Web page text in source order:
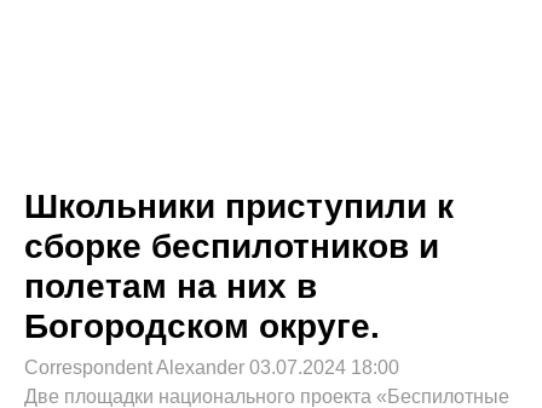
Школьники приступили к
сборке беспилотников и
полетам на них в
Богородском округе.
Correspondent Alexander 03.07.2024 18:00
Две площадки национального проекта «Беспилотные